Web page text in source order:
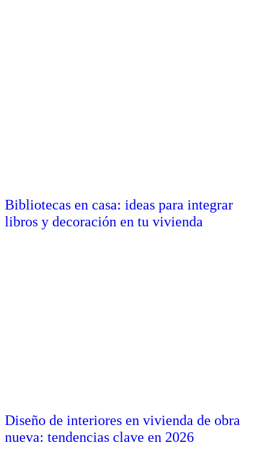
Bibliotecas en casa: ideas para integrar
libros y decoración en tu vivienda
Diseño de interiores en vivienda de obra
nueva: tendencias clave en 2026